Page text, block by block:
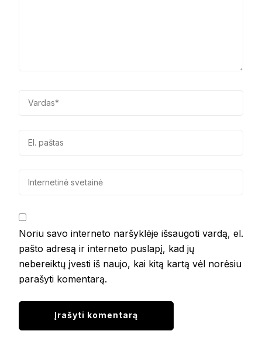
Noriu savo interneto naršyklėje išsaugoti vardą, el.
pašto adresą ir interneto puslapį, kad jų
nebereiktų įvesti iš naujo, kai kitą kartą vėl norėsiu
parašyti komentarą.